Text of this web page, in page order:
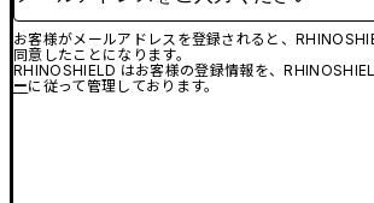
お客様がメールアドレスを登録されると、
同意したことになります。
RHINOSHIELD はお客様の登録情報を、
ーに従って管理しております。